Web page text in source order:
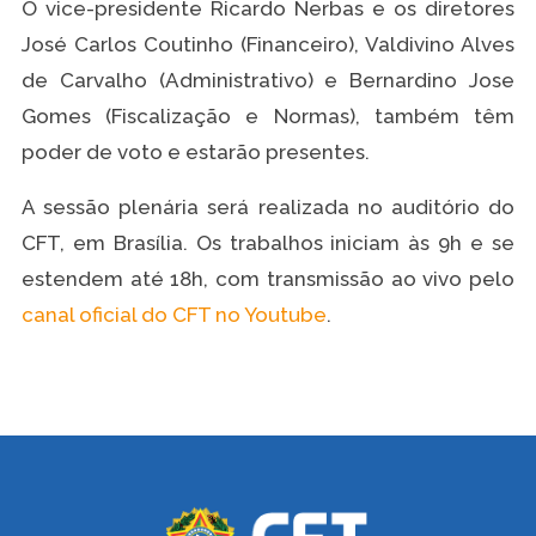
O vice-presidente Ricardo Nerbas e os diretores
José Carlos Coutinho (Financeiro), Valdivino Alves
de Carvalho (Administrativo) e Bernardino Jose
Gomes (Fiscalização e Normas), também têm
poder de voto e estarão presentes.
A sessão plenária será realizada no auditório do
CFT, em Brasília. Os trabalhos iniciam às 9h e se
estendem até 18h, com transmissão ao vivo pelo
canal oficial do CFT no Youtube.